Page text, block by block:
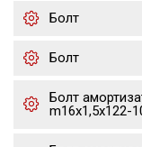
Болт
Болт
Болт
m16x1,5х122-